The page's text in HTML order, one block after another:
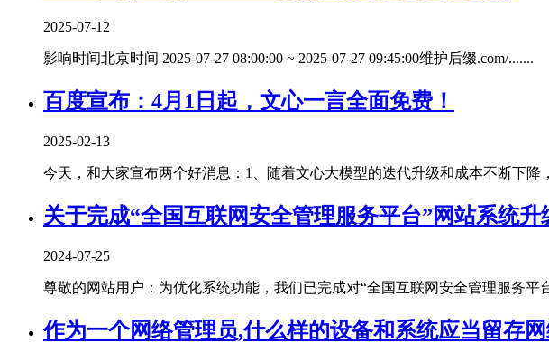
2025-07-12
影响时间北京时间 2025-07-27 08:00:00 ~ 2025-07-27 09:45:00维护后缀.com/.......
百度宣布：4月1日起，文心一言全面免费！
2025-02-13
今天，和大家宣布两个好消息：1、随着文心大模型的迭代升级和成本不断下降
关于完成“全国互联网安全管理服务平台”网站系统升
2024-07-25
尊敬的网站用户：为优化系统功能，我们已完成对“全国互联网安全管理服务
作为一个网络管理员,什么样的设备和系统应当留存网